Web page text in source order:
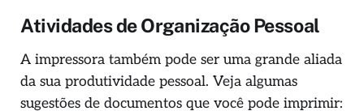
Atividades de Organização Pessoal
A impressora também pode ser uma grande aliada
da sua produtividade pessoal. Veja algumas
sugestões de documentos que você pode imprimir: